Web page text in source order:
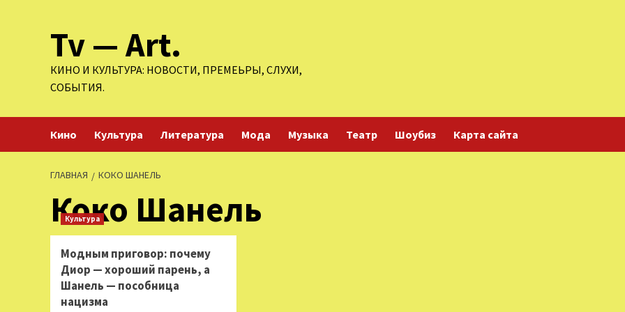
содержимомуTv — Art.
КИНО И КУЛЬТУРА: НОВОСТИ, ПРЕМЕЬРЫ, СЛУХИ,
СОБЫТИЯ.
Кино Культура Литература Мода Музыка Театр Шоубиз Карта сайта
ГЛАВНАЯ КОКО ШАНЕЛЬ
Коко Шанель
Культура
Модным приговор: почему
Диор — хороший парень, а
Шанель — пособница
нацизма